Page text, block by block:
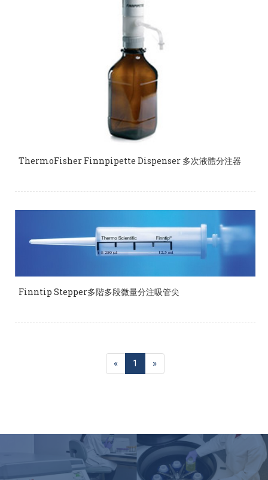
ThermoFisher Finnpipette Dispenser 多次液體分注器
Finntip Stepper多階多段微量分注吸管尖
« 1 »